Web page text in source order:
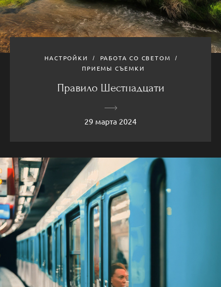
НАСТРОЙКИ
РАБОТА СО СВЕТОМ
ПРИЕМЫ СЪЕМКИ
Правило Шестнадцати
29 марта 2024